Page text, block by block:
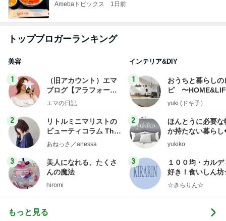
Amebaトピックス 1日前
トップブロガーランキング
美容
1
（旧アカウント）エマ
ブログ【アラフォー会
社売却セカンドライ
エマの日記
2
リトルミニマリストの
ビューティコラム The
little minimalist's bea
あねっさ／anessa
3
美人になれる、たくさ
んの魔法
hiromi
インテリア&DIY
1
おうちと暮らしの
ピ 〜
yuki (ドキ子）
2
ほんとうに必要な
か持たない暮ら
ep Life Simple◆
yukiko
3
１００均・カルデ
好き！食いしん
らりん☆のブログ
☆きらりん☆
もっと見る